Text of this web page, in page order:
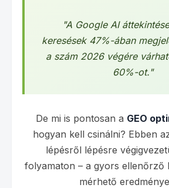
"A Google AI
keresések 47%-ában
a szám 2026 végére
60%-ot."
De mi is pontosan a GEO
hogyan kell csinálni? Ebben
lépésről lépésre
folyamaton – a gyors ellenőrző
mérhető